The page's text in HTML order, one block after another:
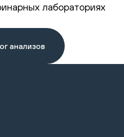
лабораториях
анализов